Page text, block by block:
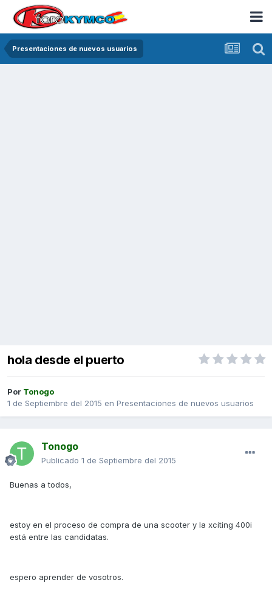
Presentaciones de nuevos usuarios
hola desde el puerto
Por Tonogo
1 de Septiembre del 2015 en Presentaciones de nuevos usuarios
Tonogo
Publicado 1 de Septiembre del 2015
Buenas a todos,
estoy en el proceso de compra de una scooter y la xciting 400i
está entre las candidatas.
espero aprender de vosotros.